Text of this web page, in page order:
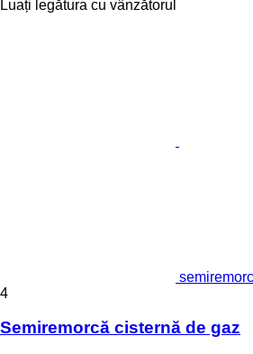
Luați legătura cu vânzătorul
4
Semiremorcă cisternă de gaz